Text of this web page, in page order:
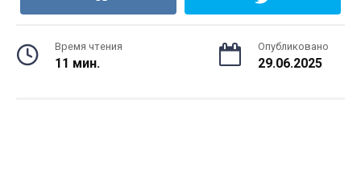
Время чтения
11 мин.
Опубликовано
29.06.2025